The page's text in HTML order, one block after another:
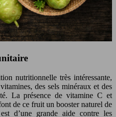
nutritionnelle très intéressante,
des sels minéraux et des
La présence de vitamine C et
de ce fruit un booster naturel de
d’une grande aide contre les